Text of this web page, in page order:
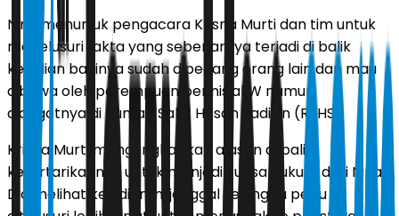
Nina menunjuk pengacara Krisna Murti dan tim untuk
menelusuri fakta yang sebenarnya terjadi di balik
kejadian bayinya sudah dipegang orang lain dan mau
dibawa oleh perempuan berinisial W namun
dicegatnya di Rumah Sakit Hasan Sadikin (RSHS).
Krisna Murti mengungkapkan alasan di balik
ketertarikannya untuk menjadi kuasa hukum dari Nina.
Dia melihat kejadian ini janggal sehingga perlu